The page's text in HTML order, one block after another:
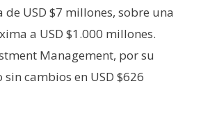
de USD $7 millones, sobre una
a USD $1.000 millones.
Management, por su
cambios en USD $626